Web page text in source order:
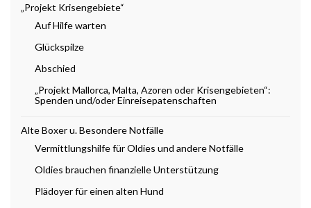
„Projekt Krisengebiete“
Auf Hilfe warten
Glückspilze
Abschied
„Projekt Mallorca, Malta, Azoren oder Krisengebieten“:
Spenden und/oder Einreisepatenschaften
Alte Boxer u. Besondere Notfälle
Vermittlungshilfe für Oldies und andere Notfälle
Oldies brauchen finanzielle Unterstützung
Plädoyer für einen alten Hund